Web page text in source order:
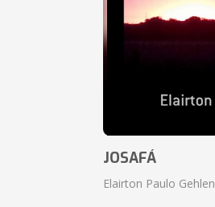
JOSAFÁ
Elairton Paulo Gehlen